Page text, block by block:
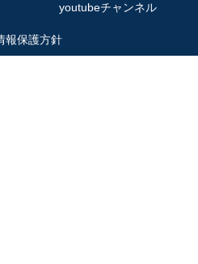
youtubeチャンネル
報保護方針